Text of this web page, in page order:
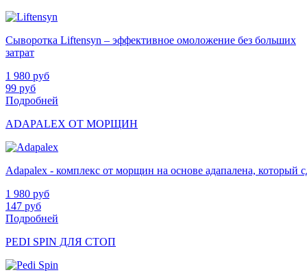
Сыворотка Liftensyn – эффективное омоложение без больших
затрат
1 980 руб
99 руб
Подробней
ADAPALEX ОТ МОРЩИН
Adapalex - комплекс от морщин на основе адапалена,
1 980 руб
147 руб
Подробней
PEDI SPIN ДЛЯ СТОП